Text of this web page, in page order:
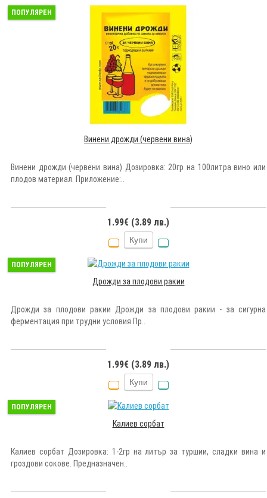
ПОПУЛЯРЕН
Винени дрожди (червени вина)
Винени дрожди (червени вина) Дозировка: 20гр на 100литра вино или
плодов материал. Приложение:..
1.99€ (3.89 лв.)
Купи
ПОПУЛЯРЕН
Дрожди за плодови ракии
Дрожди за плодови ракии Дрожди за плодови ракии - за сигурна
ферментация при трудни условия Пр..
1.99€ (3.89 лв.)
Купи
ПОПУЛЯРЕН
Калиев сорбат
Калиев сорбат Дозировка: 1-2гр на литър за туршии, сладки вина и
гроздови сокове. Предназначен..